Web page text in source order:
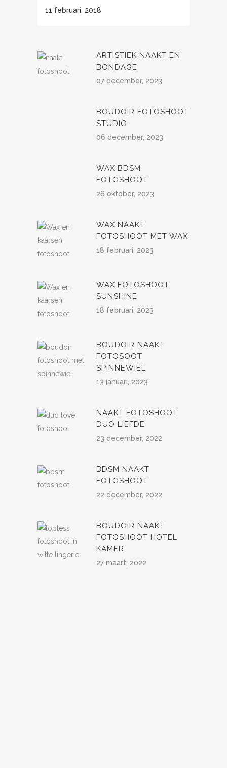
11 februari, 2018
ARTISTIEK NAAKT EN
BONDAGE
07 december, 2023
BOUDOIR FOTOSHOOT
STUDIO
06 december, 2023
WAX BDSM
FOTOSHOOT
26 oktober, 2023
WAX NAAKT
FOTOSHOOT MET WAX
18 februari, 2023
WAX FOTOSHOOT
SUNSHINE
18 februari, 2023
BOUDOIR NAAKT
FOTOSOOT
SPINNEWIEL
13 januari, 2023
NAAKT FOTOSHOOT
DUO LIEFDE
23 december, 2022
BDSM NAAKT
FOTOSHOOT
22 december, 2022
BOUDOIR NAAKT
FOTOSHOOT HOTEL
KAMER
27 maart, 2022